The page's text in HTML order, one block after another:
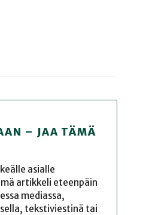
– JAA TÄMÄ
asialle
artikkeli eteenpäin
mediassa,
tekstiviestinä tai